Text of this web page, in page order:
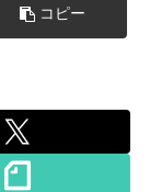
コピー